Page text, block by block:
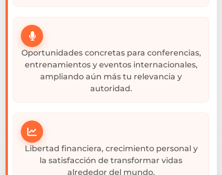
Oportunidades concretas para conferencias,
entrenamientos y eventos internacionales,
ampliando aún más tu relevancia y
autoridad.
Libertad financiera, crecimiento personal y
la satisfacción de transformar vidas
alrededor del mundo.